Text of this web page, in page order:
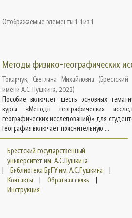
Отображаемые элементы 1-1 из 1
Методы физико-географических
Токарчук, Светлана Михайловна (Брестский
имени А.С. Пушкина, 2022)
Пособие включает шесть основных
курса «Методы географических
географических исследований)» для
География включает пояснительную ...
Брестский государственный
университет им. А.С.Пушкина
|
Библиотека БрГУ им. А.С.Пушкина
|
Контакты
| Обратная связь
|
Инструкция